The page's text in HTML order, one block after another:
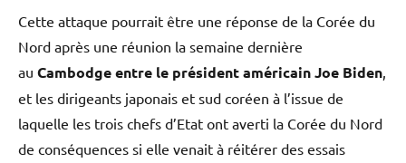
Cette attaque pourrait être une réponse de la Corée du
Nord après une réunion la semaine dernière
au Cambodge entre le président américain Joe Biden,
et les dirigeants japonais et sud coréen à l’issue de
laquelle les trois chefs d’Etat ont averti la Corée du Nord
de conséquences si elle venait à réitérer des essais